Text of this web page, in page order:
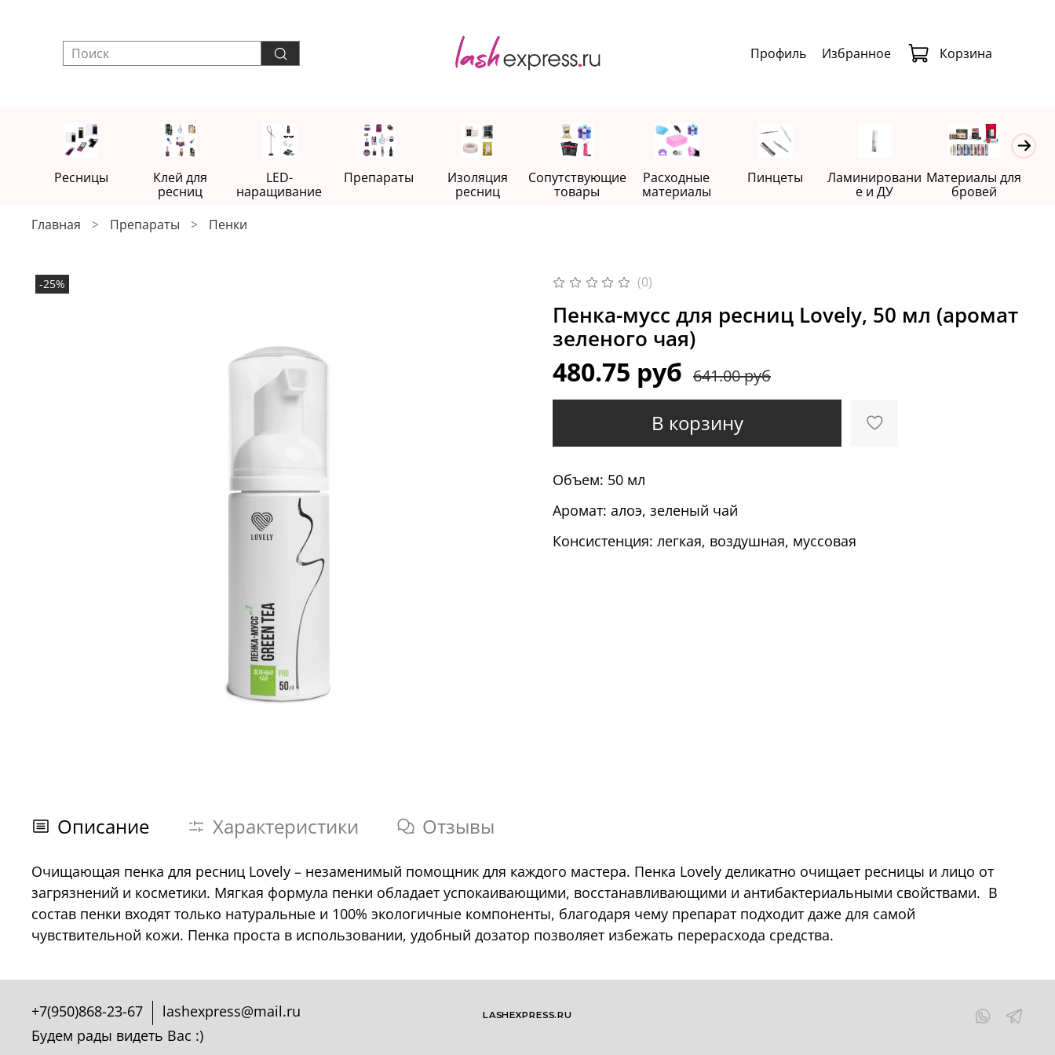
Профиль Избранное Корзина
Ресницы
Клей для
ресниц
LED-
наращивание
Препараты
Изоляция
ресниц
Сопутствующие
товары
Расходные
материалы
Пинцеты
Ламинировани
е и ДУ
Материалы для
бровей
Главная Препараты Пенки
-25% (0)
Пенка-мусс для ресниц Lovely, 50 мл (аромат
зеленого чая)
480.75 руб 641.00 руб
В корзину
Объем: 50 мл
Аромат: алоэ, зеленый чай
Консистенция: легкая, воздушная, муссовая
Описание Характеристики Отзывы
Очищающая пенка для ресниц Lovely – незаменимый помощник для каждого мастера. Пенка Lovely деликатно очищает ресницы и лицо от
загрязнений и косметики. Мягкая формула пенки обладает успокаивающими, восстанавливающими и антибактериальными свойствами. В
состав пенки входят только натуральные и 100% экологичные компоненты, благодаря чему препарат подходит даже для самой
чувствительной кожи. Пенка проста в использовании, удобный дозатор позволяет избежать перерасхода средства.
+7(950)868-23-67
lashexpress@mail.ru
Будем рады видеть Вас :)
LASHEXPRESS.RU